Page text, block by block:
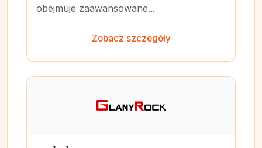
obejmuje zaawansowane...
Zobacz szczegóły